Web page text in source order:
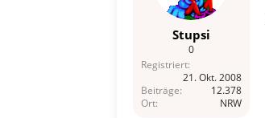
Stupsi
0
Registriert
21. Okt. 2008
Beiträge
12.378
Ort
NRW